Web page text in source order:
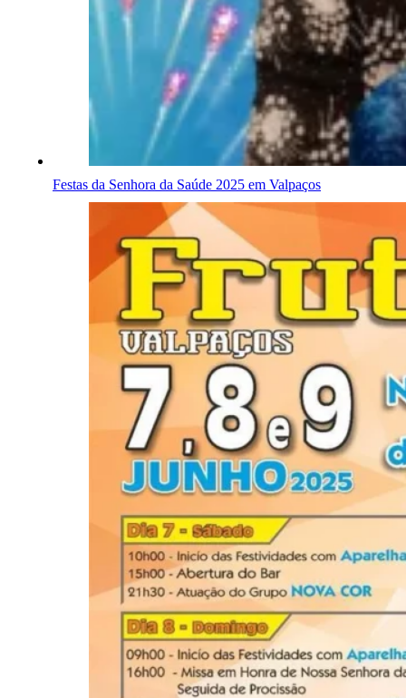
Festas da Senhora da Saúde 2025 em Valpaços